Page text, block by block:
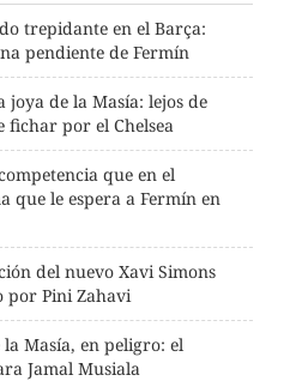
trepidante en el Barça:
pendiente de Fermín
de la Masía: lejos de
fichar por el Chelsea
que en el
que le espera a Fermín en
del nuevo Xavi Simons
por Pini Zahavi
Masía, en peligro: el
Jamal Musiala